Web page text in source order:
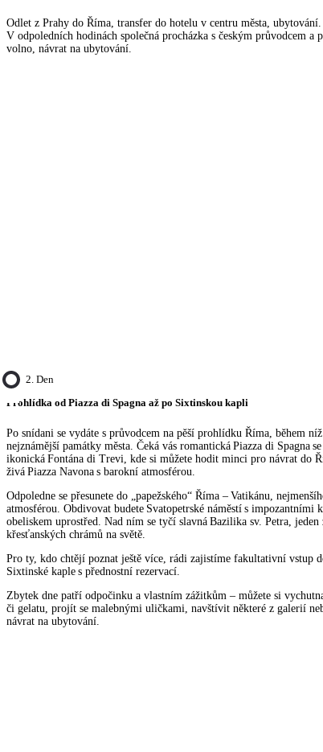
Odlet z Prahy do Říma, transfer do hotelu v centru města, ubytování.
V odpoledních hodinách společná procházka s českým průvodcem a
volno, návrat na ubytování.
2. Den
Prohlídka od Piazza di Spagna až po Sixtinskou kapli
Po snídani se vydáte s průvodcem na pěší prohlídku Říma, během
nejznámější památky města. Čeká vás romantická Piazza di Spagna
ikonická Fontána di Trevi, kde si můžete hodit minci pro návrat do
živá Piazza Navona s barokní atmosférou.
Odpoledne se přesunete do „papežského“ Říma – Vatikánu,
atmosférou. Obdivovat budete Svatopetrské náměstí s impozantními
obeliskem uprostřed. Nad ním se tyčí slavná Bazilika sv. Petra, jeden
křesťanských chrámů na světě.
Pro ty, kdo chtějí poznat ještě více, rádi zajistíme fakultativní vstup
Sixtinské kaple s přednostní rezervací.
Zbytek dne patří odpočinku a vlastním zážitkům – můžete si
či gelatu, projít se malebnými uličkami, navštívit některé z galerií
návrat na ubytování.